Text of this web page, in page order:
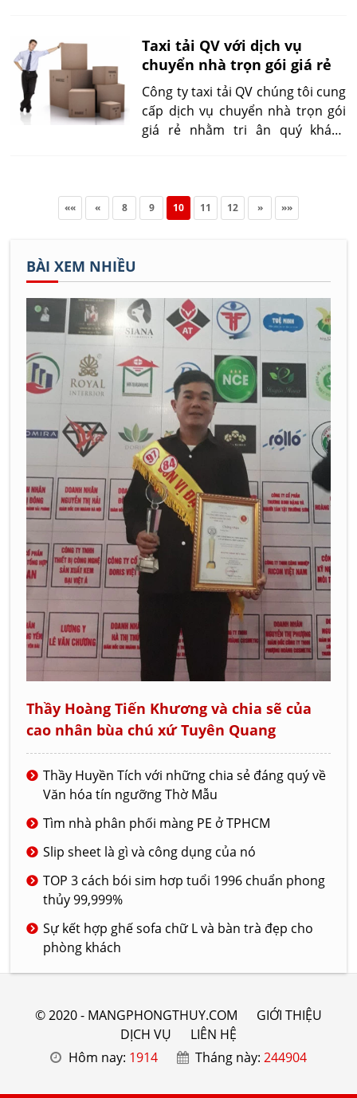
công ty taxi tải chúng tôi, khó với
một số người chưa bao giờ động
chân và động tay, khuân vác và
tháo lắp, bao bọc, đóng gói đồ
như tầng lớp trí thức và quan
chức.
Taxi tải QV với dịch vụ
chuyển nhà trọn gói giá rẻ
Công ty taxi tải QV chúng tôi cung
cấp dịch vụ chuyển nhà trọn gói
giá rẻ nhằm tri ân quý khách
«« « 8 9 10 11 12 » »»
BÀI XEM NHIỀU
Thầy Hoàng Tiến Khương và chia sẽ của
cao nhân bùa chú xứ Tuyên Quang
Thầy Huyền Tích với những chia sẻ đáng quý về
Văn hóa tín ngưỡng Thờ Mẫu
Tìm nhà phân phối màng PE ở TPHCM
Slip sheet là gì và công dụng của nó
TOP 3 cách bói sim hơp tuổi 1996 chuẩn phong
thủy 99,999%
Sự kết hợp ghế sofa chữ L và bàn trà đẹp cho
phòng khách
© 2020 - MANGPHONGTHUY.COM
GIỚI THIỆU
DỊCH VỤ
LIÊN HỆ
Hôm nay: 1914 Tháng này:244904